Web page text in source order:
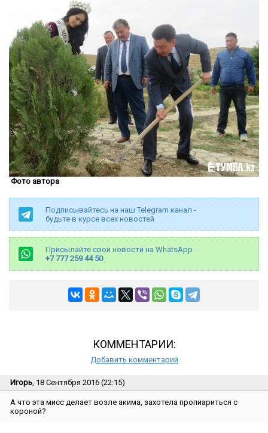
Фото автора
Подписывайтесь на наш Telegram канал -
будьте в курсе всех новостей
Присылайте свои новости на WhatsApp
+7 777 259 44 50
КОММЕНТАРИИ:
Добавить комментарий
Игорь, 18 Сентября 2016 (22:15)
А что эта мисс делает возле акима, захотела пропиариться с
короной?